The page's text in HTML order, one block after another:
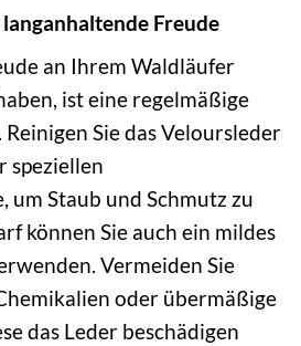
Freude
an Ihrem Waldläufer
ist eine regelmäßige
Sie das Veloursleder
speziellen
um Staub und Schmutz zu
können Sie auch ein mildes
Vermeiden Sie
oder übermäßige
das Leder beschädigen